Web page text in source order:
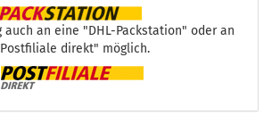
an eine "DHL-Packstation" oder an
direkt" möglich.